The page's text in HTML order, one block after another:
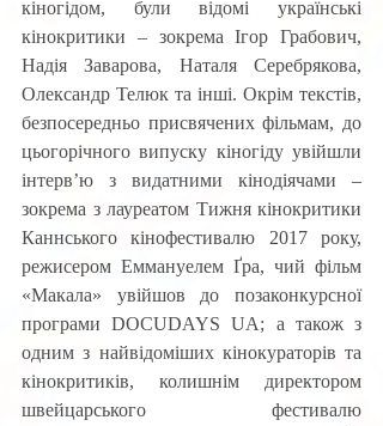
кіногідом, були відомі українські
кінокритики – зокрема Ігор Грабович,
Надія Заварова, Наталя Серебрякова,
Олександр Телюк та інші. Окрім текстів,
безпосередньо присвячених фільмам, до
цьогорічного випуску кіногіду увійшли
інтерв’ю з видатними кінодіячами –
зокрема з лауреатом Тижня кінокритики
Каннського кінофестивалю 2017 року,
режисером Еммануелем Ґра, чий фільм
«Макала» увійшов до позаконкурсної
програми DOCUDAYS UA; а також з
одним з найвідоміших кінокураторів та
кінокритиків, колишнім директором
швейцарського фестивалю